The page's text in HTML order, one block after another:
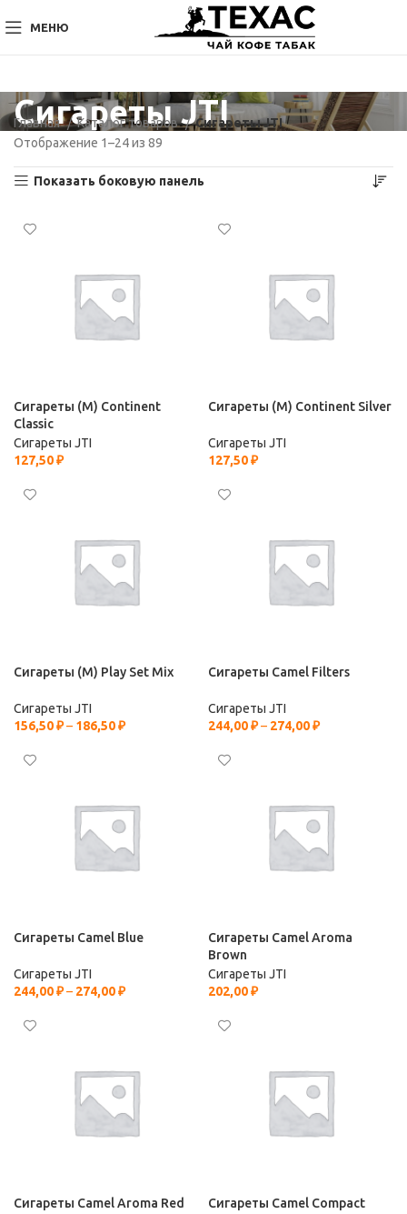
МЕНЮ
Сигареты JTI
Главная Каталог товаров
Сигареты JTI
Отображение 1–24 из 89
Показать боковую панель
Сигареты (М) Continent
Classic
Сигареты JTI
127,50₽
Сигареты (М) Continent Silver
Сигареты JTI
127,50₽
Сигареты (М) Play Set Mix
Сигареты JTI
156,50₽– 186,50₽
Сигареты Camel Filters
Сигареты JTI
244,00₽– 274,00₽
Сигареты Camel Blue
Сигареты JTI
244,00₽– 274,00₽
Сигареты Camel Aroma
Brown
Сигареты JTI
202,00₽
Сигареты Camel Aroma Red Сигареты Camel Compact